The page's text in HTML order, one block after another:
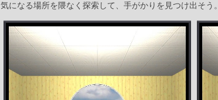
気になる場所を隈なく探索して、手がかりを見つけ出そう。